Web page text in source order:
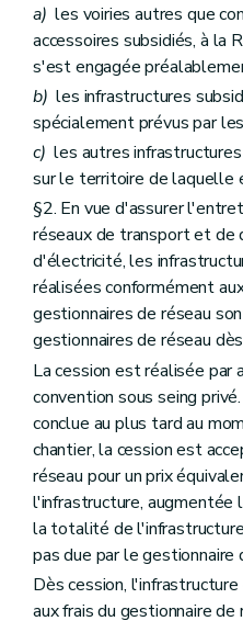
a) les voiries autres que
accessoires subsidiés, à la
s'est engagée
b) les infrastructures
spécialement prévus par
c) les autres
sur le territoire de laquelle
§2. En vue d'assurer
réseaux de transport et de
d'électricité, les
réalisées conformément
gestionnaires de réseau
gestionnaires de réseau
La cession est réalisée par
convention sous seing
conclue au plus tard au
chantier, la cession est
réseau pour un prix
l'infrastructure, augmentée
la totalité de
pas due par le gestionnaire
Dès cession,
aux frais du gestionnaire de